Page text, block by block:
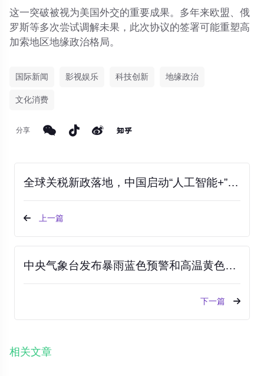
这一突破被视为美国外交的重要成果。多年来欧盟、俄
罗斯等多次尝试调解未果，此次协议的签署可能重塑高
加索地区地缘政治格局。
国际新闻 影视娱乐 科技创新 地缘政治
文化消费
分享
全球关税新政落地，中国启动“人工智能+”行动 | 今日要闻聚焦
上一篇
中央气象台发布暴雨蓝色预警和高温黄色预警，多地面临极端天气考验
下一篇
相关文章